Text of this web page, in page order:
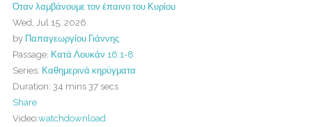
Όταν λαμβάνουμε τον έπαινο του Κυρίου
Wed, Jul 15, 2026
by Παπαγεωργίου Γιάννης
Passage: Κατά Λουκάν 16:1-8
Series: Καθημερινά κηρύγματα
Duration: 34 mins 37 secs
Share
Video:watchdownload